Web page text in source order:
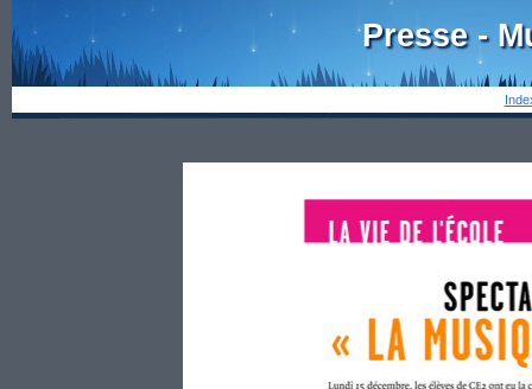
Presse -